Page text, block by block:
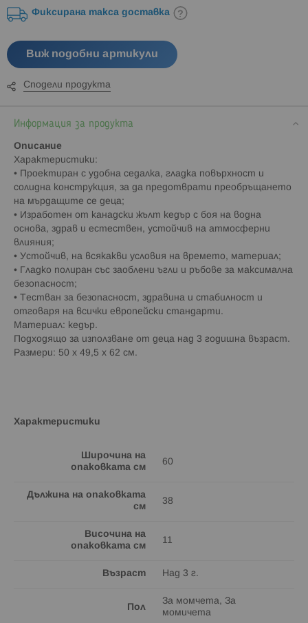
Фиксирана такса доставка
Виж подобни артикули
Сподели продукта
Информация за продукта
Описание
Характеристики:
• Проектиран с удобна седалка, гладка повърхност и
солидна конструкция, за да предотврати преобръщането
на мърдащите се деца;
• Изработен от канадски жълт кедър с боя на водна
основа, здрав и естествен, устойчив на атмосферни
влияния;
• Устойчив, на всякакви условия на времето, материал;
• Гладко полиран със заоблени ъгли и ръбове за максимална
безопасност;
• Тестван за безопасност, здравина и стабилност и
отговаря на всички европейски стандарти.
Материал: кедър.
Подходящо за използване от деца над 3 годишна възраст.
Размери: 50 х 49,5 х 62 см.
Характеристики
Широчина на
опаковката см
60
Дължина на опаковката
см
38
Височина на
опаковката см
11
Възраст Над 3 г.
Пол
За момчета, За
момичета